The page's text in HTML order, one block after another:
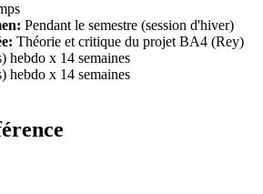
Pendant le semestre (session d'hiver)
Théorie et critique du projet BA4 (Rey)
hebdo x 14 semaines
hebdo x 14 semaines